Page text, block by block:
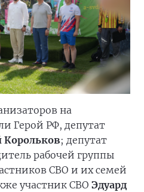
на
Герой РФ, депутат
Корольков; депутат
рабочей группы
СВО и их семей
участник СВО Эдуард